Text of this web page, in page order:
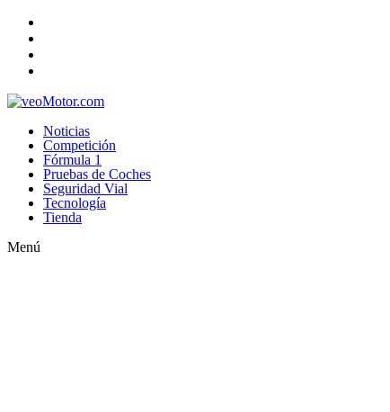
Noticias
Competición
Fórmula 1
Pruebas de Coches
Seguridad Vial
Tecnología
Tienda
Menú